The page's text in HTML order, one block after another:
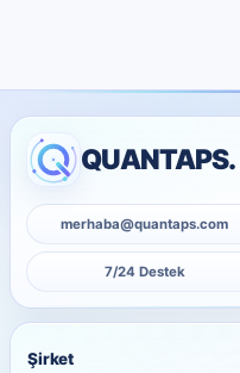
QUANTAPS.
merhaba@quantaps.com
7/24 Destek
Şirket